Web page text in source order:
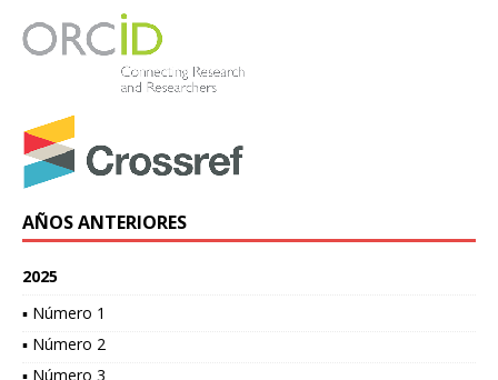
AÑOS ANTERIORES
2025
▪ Número 1
▪ Número 2
▪ Número 3